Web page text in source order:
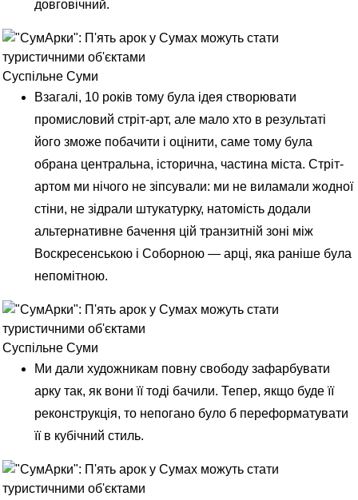
довговічний.
Суспільне Суми
Взагалі, 10 років тому була ідея створювати
промисловий стріт-арт, але мало хто в результаті
його зможе побачити і оцінити, саме тому була
обрана центральна, історична, частина міста. Стріт-
артом ми нічого не зіпсували: ми не виламали жодної
стіни, не зідрали штукатурку, натомість додали
альтернативне бачення цій транзитній зоні між
Воскресенською і Соборною — арці, яка раніше була
непомітною.
Суспільне Суми
Ми дали художникам повну свободу зафарбувати
арку так, як вони її тоді бачили. Тепер, якщо буде її
реконструкція, то непогано було б переформатувати
її в кубічний стиль.